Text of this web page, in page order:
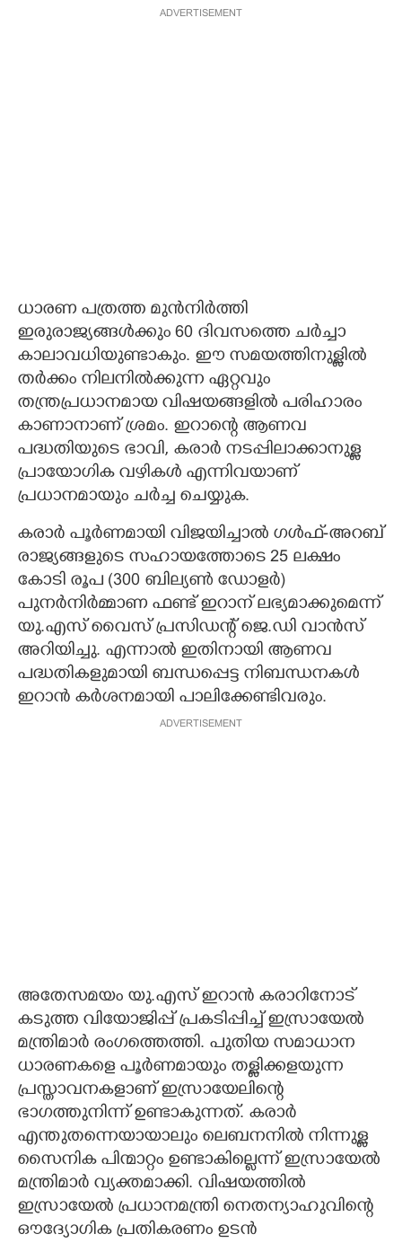
ADVERTISEMENT
ധാരണ പത്രത്ത മുൻനിർത്തി
ഇരുരാജ്യങ്ങൾക്കും 60 ദിവസത്തെ ചർച്ചാ
കാലാവധിയുണ്ടാകും. ഈ സമയത്തിനുള്ളിൽ
തർക്കം നിലനിൽക്കുന്ന ഏറ്റവും
തന്ത്രപ്രധാനമായ വിഷയങ്ങളിൽ പരിഹാരം
കാണാനാണ് ശ്രമം. ഇറാന്റെ ആണവ
പദ്ധതിയുടെ ഭാവി, കരാർ നടപ്പിലാക്കാനുള്ള
പ്രായോഗിക വഴികൾ എന്നിവയാണ്
പ്രധാനമായും ചർച്ച ചെയ്യുക.
കരാർ പൂർണമായി വിജയിച്ചാൽ ഗൾഫ്-അറബ്
രാജ്യങ്ങളുടെ സഹായത്തോടെ 25 ലക്ഷം
കോടി രൂപ (300 ബില്യൺ ഡോളർ)
പുനർനിർമ്മാണ ഫണ്ട് ഇറാന് ലഭ്യമാക്കുമെന്ന്
യു.എസ് വൈസ് പ്രസിഡന്റ് ജെ.ഡി വാൻസ്
അറിയിച്ചു. എന്നാൽ ഇതിനായി ആണവ
പദ്ധതികളുമായി ബന്ധപ്പെട്ട നിബന്ധനകൾ
ഇറാൻ കർശനമായി പാലിക്കേണ്ടിവരും.
ADVERTISEMENT
അതേസമയം യു.എസ് ഇറാൻ കരാറിനോട്
കടുത്ത വിയോജിപ്പ് പ്രകടിപ്പിച്ച് ഇസ്രായേൽ
മന്ത്രിമാർ രംഗത്തെത്തി. പുതിയ സമാധാന
ധാരണകളെ പൂർണമായും തള്ളിക്കളയുന്ന
പ്രസ്താവനകളാണ് ഇസ്രായേലിന്റെ
ഭാഗത്തുനിന്ന് ഉണ്ടാകുന്നത്. കരാർ
എന്തുതന്നെയായാലും ലെബനനിൽ നിന്നുള്ള
സൈനിക പിന്മാറ്റം ഉണ്ടാകില്ലെന്ന് ഇസ്രായേൽ
മന്ത്രിമാർ വ്യക്തമാക്കി. വിഷയത്തിൽ
ഇസ്രായേൽ പ്രധാനമന്ത്രി നെതന്യാഹുവിന്റെ
ഔദ്യോഗിക പ്രതികരണം ഉടൻ